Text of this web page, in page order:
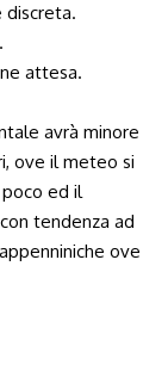
discreta.
attesa.
avrà minore
ove il meteo si
ed il
tendenza ad
ove